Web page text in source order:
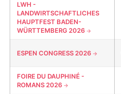
LWH -
LANDWIRTSCHAFTLICHES
HAUPTFEST BADEN-
WÜRTTEMBERG 2026
ESPEN CONGRESS 2026
FOIRE DU DAUPHINÉ -
ROMANS 2026